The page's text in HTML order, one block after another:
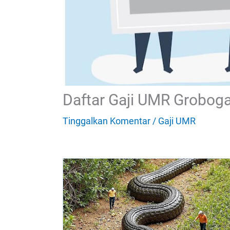
Daftar Gaji UMR
Tinggalkan Komentar / Gaji UMR